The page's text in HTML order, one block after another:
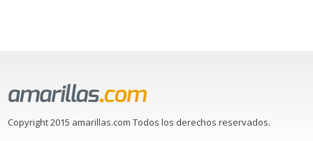
Copyright 2015 amarillas.com Todos los derechos reservados.